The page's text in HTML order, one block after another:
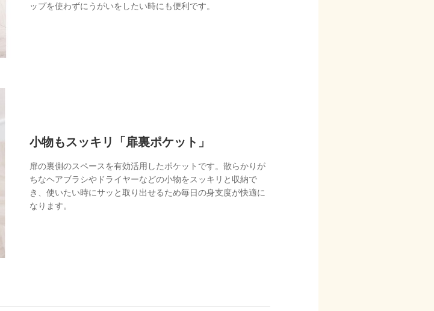
ップを使わずにうがいをしたい時にも便利です。
小物もスッキリ「扉裏ポケット」
扉の裏側のスペースを有効活用したポケットです。散らかりが
ちなヘアブラシやドライヤーなどの小物をスッキリと収納で
き、使いたい時にサッと取り出せるため毎日の身支度が快適に
なります。